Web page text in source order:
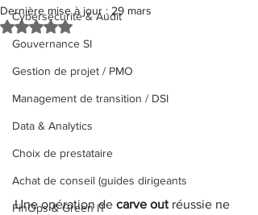
Cybersécurité & Audit
Gouvernance SI
Gestion de projet / PMO
Management de transition / DSI
Data & Analytics
Choix de prestataire
Achat de conseil (guides dirigeants
FinOps & Green IT
Dernière mise à jour : 29 mars
Noté NaN étoiles sur 5.
Une opération de carve out réussie ne